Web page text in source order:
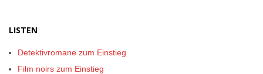
LISTEN
Detektivromane zum Einstieg
Film noirs zum Einstieg